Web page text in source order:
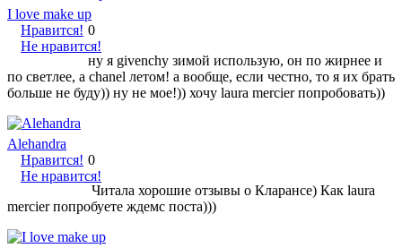
I love make up
Нравится!
Не нравится!
0
ну я givenchy зимой использую, он по жирнее и
по светлее, а chanel летом! а вообще, если честно, то я их брать
больше не буду)) ну не мое!)) хочу laura mercier попробовать))
Alehandra
Нравится!
Не нравится!
0
Читала хорошие отзывы о Кларансе) Как laura
mercier попробуете ждемс поста)))